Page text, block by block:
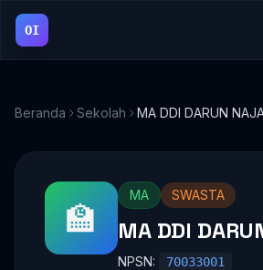
OI
Beranda Sekolah MA DDI DARUN
🏫
MA SWASTA
MA DDI
NPSN: 70033001